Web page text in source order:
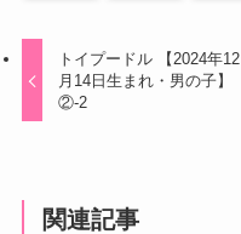
トイプードル 【2024年12
月14日生まれ・男の子】
②-2
関連記事